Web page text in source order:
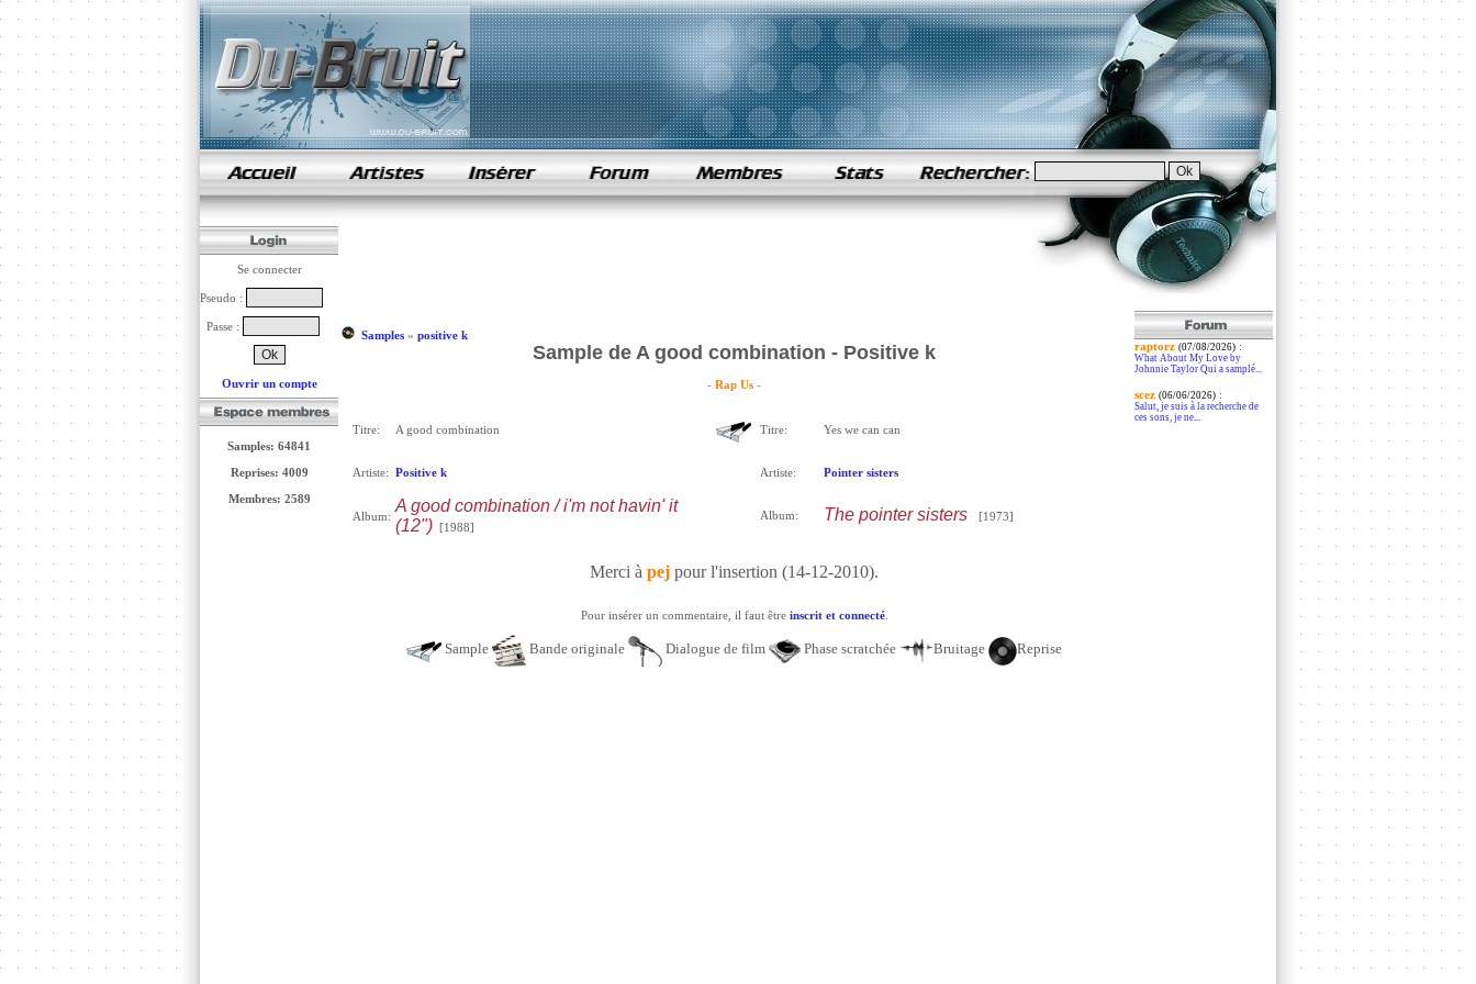
samples de rap
Se connecter
Pseudo :
Passe :
Ouvrir un compte
Samples: 64841
Reprises: 4009
Membres: 2589
Samples» positive k
Sample de A good combination - Positive k
- Rap Us -
Titre: A good combination
Artiste: Positive k
Album:
A good combination / i'm not havin' it
(12")[1988]
Titre: Yes we can can
Artiste: Pointer sisters
Album: The pointer sisters [1973]
Merci à pej pour l'insertion (14-12-2010).
Pour insérer un commentaire, il faut être inscrit et connecté.
Sample Bande originale Dialogue de film Phase scratchée Bruitage Reprise
raptorz (07/08/2026):
What About My Love by
Johnnie Taylor Qui a samplé...
scez (06/06/2026):
Salut, je suis à la recherche de
ces sons, je ne...